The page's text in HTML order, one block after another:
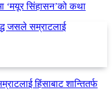
‘मयूर सिंहासन’को कथा
हिंसाबाट शान्तितर्फ